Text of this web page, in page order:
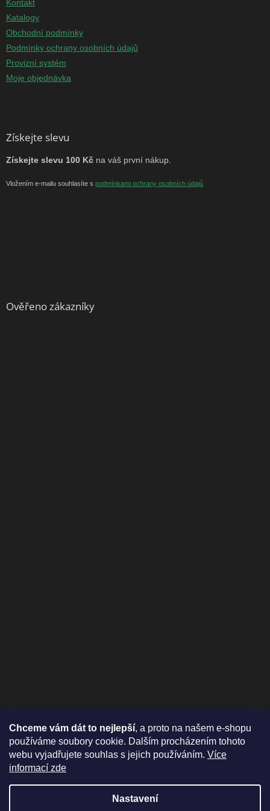
Chceme vám dát to nejlepší, a proto na našem e-shopu
používáme soubory cookie. Dalším procházením tohoto
webu vyjadřujete souhlas s jejich používáním. Více
informací zde
Nastavení
Kontakt
Katalogy
Obchodní podmínky
Podmínky ochrany osobních údajů
Provizní systém
Moje objednávka
Získejte slevu
Získejte slevu 100 Kč na váš první nákup.
Vložením e-mailu souhlasíte s podmínkami ochrany osobních údajů
Ověřeno zákazníky